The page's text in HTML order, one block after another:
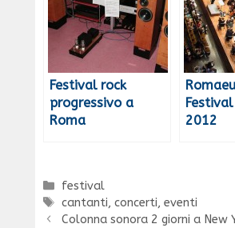
Festival rock
progressivo a
Roma
2012
Categorie
festival
Tag
cantanti,concerti,eventi
Colonna sonora 2 giorni a New